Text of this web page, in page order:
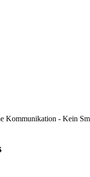
- Kein